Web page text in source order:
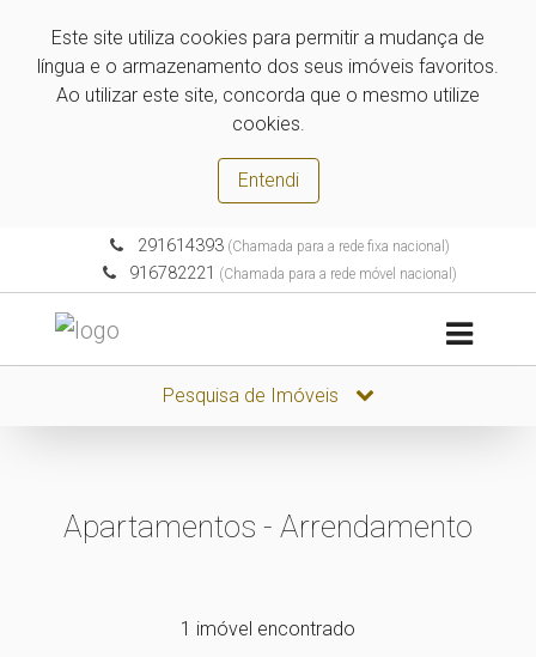
Este site utiliza cookies para permitir a mudança de
língua e o armazenamento dos seus imóveis favoritos.
Ao utilizar este site, concorda que o mesmo utilize
cookies.
Entendi
291614393(Chamada para a rede fixa nacional)
916782221 (Chamada para a rede móvel nacional)
Pesquisa de Imóveis
Apartamentos - Arrendamento
1 imóvel encontrado